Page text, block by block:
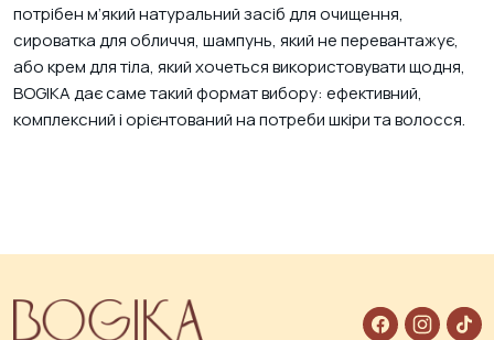
потрібен м’який натуральний засіб для очищення,
сироватка для обличчя, шампунь, який не перевантажує,
або крем для тіла, який хочеться використовувати щодня,
BOGIKA дає саме такий формат вибору: ефективний,
комплексний і орієнтований на потреби шкіри та волосся.